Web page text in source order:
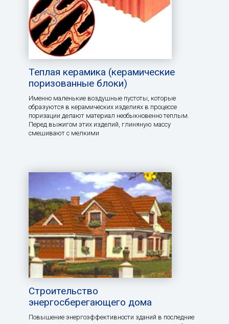
Теплая керамика (керамические
поризованные блоки)
Именно маленькие воздушные пустоты, которые
образуются в керамических изделиях в процессе
поризации делают материал необыкновенно теплым.
Перед выжигом этих изделий, глиняную массу
смешивают с мелкими
Строительство
энергосберегающего дома
Повышение энергоэффективности зданий в последние